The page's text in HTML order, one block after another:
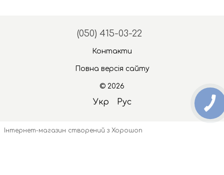
(050) 415-03-22
Контакти
Повна версія сайту
© 2026
Укр Рус
Інтернет-магазин створений з Хорошоп